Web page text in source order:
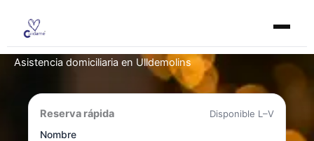
contenido
Asistencia domiciliaria en Ulldemolins
Reserva rápida
Disponible L–V
Nombre